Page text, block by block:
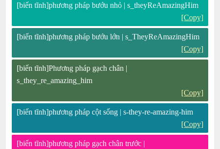
[biến tĩnh]phương pháp bướu nhỏ | s_theyReAmazingHim
[Copy]
[biến tĩnh]phương pháp bướu lớn | s_TheyReAmazingHim
[Copy]
[biến tĩnh]Phương pháp gạch chân |
s_they_re_amazing_him
[Copy]
[biến tĩnh]phương pháp cột sống | s-they-re-amazing-him
[Copy]
[biến tĩnh]phương pháp gạch chân trước |